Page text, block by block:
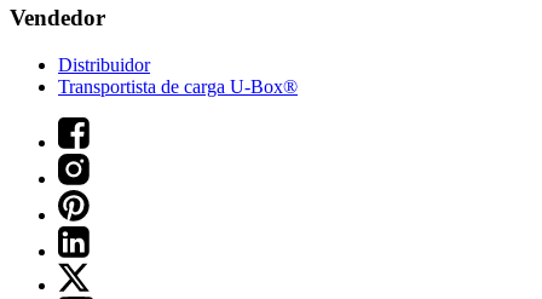
Vendedor
Distribuidor
Transportista de carga U-Box®